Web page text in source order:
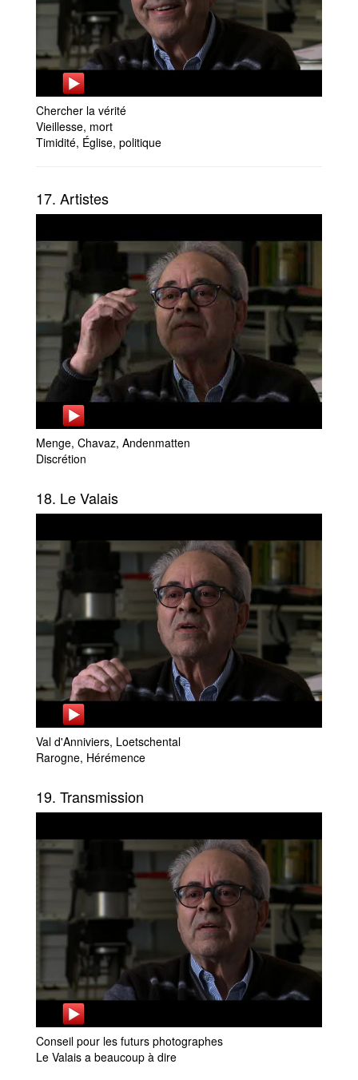
Chercher la vérité
Vieillesse, mort
Timidité, Église, politique
17. Artistes
Menge, Chavaz, Andenmatten
Discrétion
18. Le Valais
Val d'Anniviers, Loetschental
Rarogne, Hérémence
19. Transmission
Conseil pour les futurs photographes
Le Valais a beaucoup à dire